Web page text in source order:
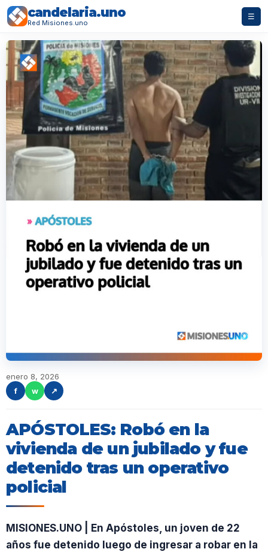
candelaria.uno
Red Misiones.uno
☰
enero 8, 2026
f
w ↗
APÓSTOLES: Robó en la
vivienda de un jubilado y fue
detenido tras un operativo
policial
MISIONES.UNO | En Apóstoles, un joven de 22
años fue detenido luego de ingresar a robar en la